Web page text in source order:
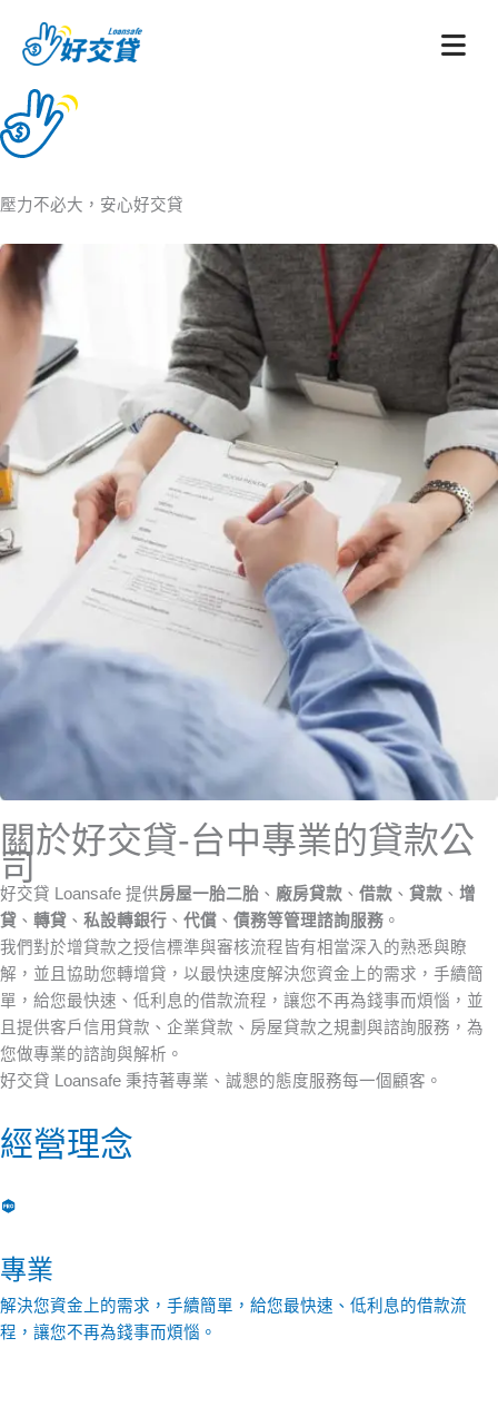
內
容
壓力不必大，安心好交貸
關於好交貸-台中專業的貸款公
司
好交貸 Loansafe 提供房屋一胎二胎 、 廠房貸款 、 借款 、 貸款 、 增
貸 、 轉貸 、 私設轉銀行 、 代償 、 債務等管理諮詢服務 。
我們對於增貸款之授信標準與審核流程皆有相當深入的熟悉與瞭
解，並且協助您轉增貸，以最快速度解決您資金上的需求，手續簡
單，給您最快速、低利息的借款流程，讓您不再為錢事而煩惱，並
且提供客戶信用貸款、企業貸款、房屋貸款之規劃與諮詢服務，為
您做專業的諮詢與解析。
好交貸 Loansafe 秉持著專業、誠懇的態度服務每一個顧客。
經營理念
專業
解決您資金上的需求，手續簡單，給您最快速、低利息的借款流
程，讓您不再為錢事而煩惱。